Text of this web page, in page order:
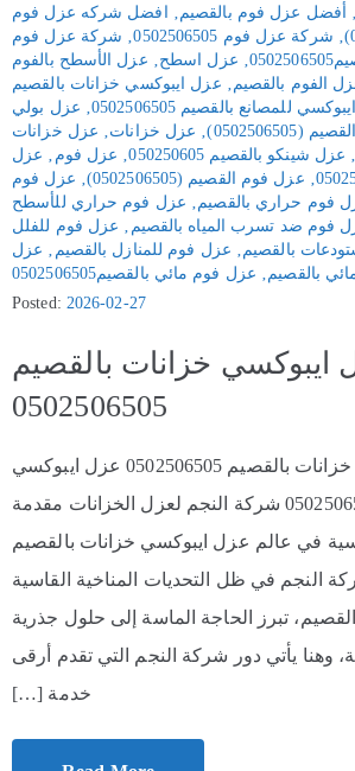
أفضل عزل فوم بالقصيم‚
افضل شركه عزل فوم
‚ شركة عزل فوم 0502506505 ‚ شركة عزل فوم
‚ عزل اسطح‚ عزل الأسطح بالفوم
الفوم بالقصيم‚ عزل ايبوكسي خزانات بالقصيم
للمصانع بالقصيم 0502506505 ‚ عزل بولي
(0502506505)
‚ عزل خزانات‚ عزل خزانات
عزل شينكو بالقصيم 050250605 ‚ عزل فوم ‚ عزل
‚ عزل فوم القصيم (0502506505) ‚ عزل فوم
فوم حراري بالقصيم‚ عزل فوم حراري للأسطح
فوم ضد تسرب المياه بالقصيم ‚ عزل فوم للفلل
بالقصيم‚ عزل فوم للمنازل بالقصيم ‚ عزل
بالقصيم‚ عزل فوم مائي بالقصيم0502506505
Posted: 2026-02-27
ايبوكسي خزانات بالقصيم
0502506505
عزل ايبوكسي خزانات بالقصيم 0502506505 عزل ايبوكسي
خزانات بالقصيم 0502506505 شركة النجم لعزل الخزانات مقدمة
في عالم عزل ايبوكسي خزانات بالقصيم
مع شركة النجم في ظل التحديات المناخية القاسية
تبرز الحاجة الماسة إلى حلول جذرية
وهنا يأتي دور شركة النجم التي تقدم أرقى
خدمة […]